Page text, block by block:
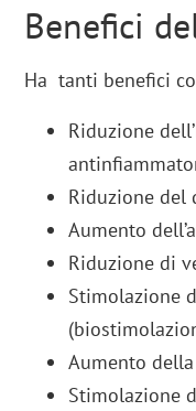
Benefici
Ha tanti benefici
Riduzione
Riduzione del
Aumento
Riduzione di
Stimolazione
Aumento
Stimolazione